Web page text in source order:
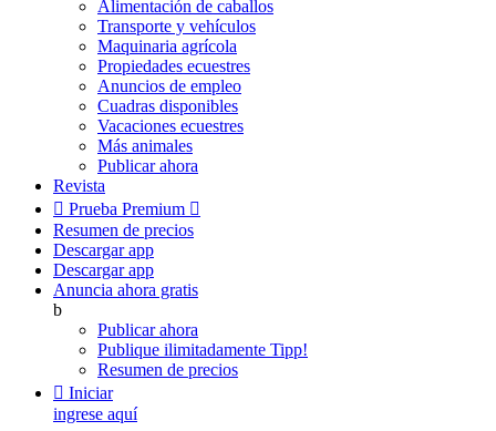
Alimentación de caballos
Transporte y vehículos
Maquinaria agrícola
Propiedades ecuestres
Anuncios de empleo
Cuadras disponibles
Vacaciones ecuestres
Más animales
Publicar ahora
Revista
 Prueba Premium 
Resumen de precios
Descargar app
Descargar app
Anuncia ahora gratis
b
Publicar ahora
Publique ilimitadamente Tipp!
Resumen de precios
 Iniciar
ingrese aquí